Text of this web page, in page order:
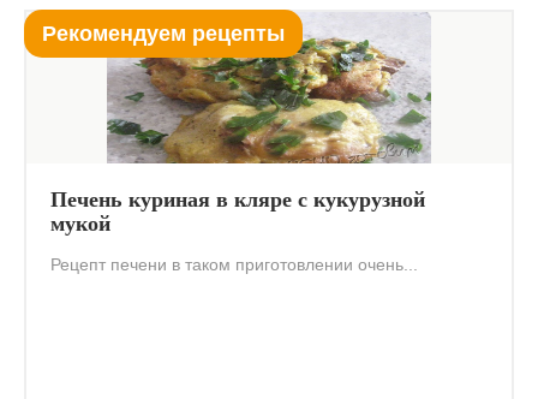
Рекомендуем рецепты
Печень куриная в кляре с кукурузной
мукой
Рецепт печени в таком приготовлении очень...